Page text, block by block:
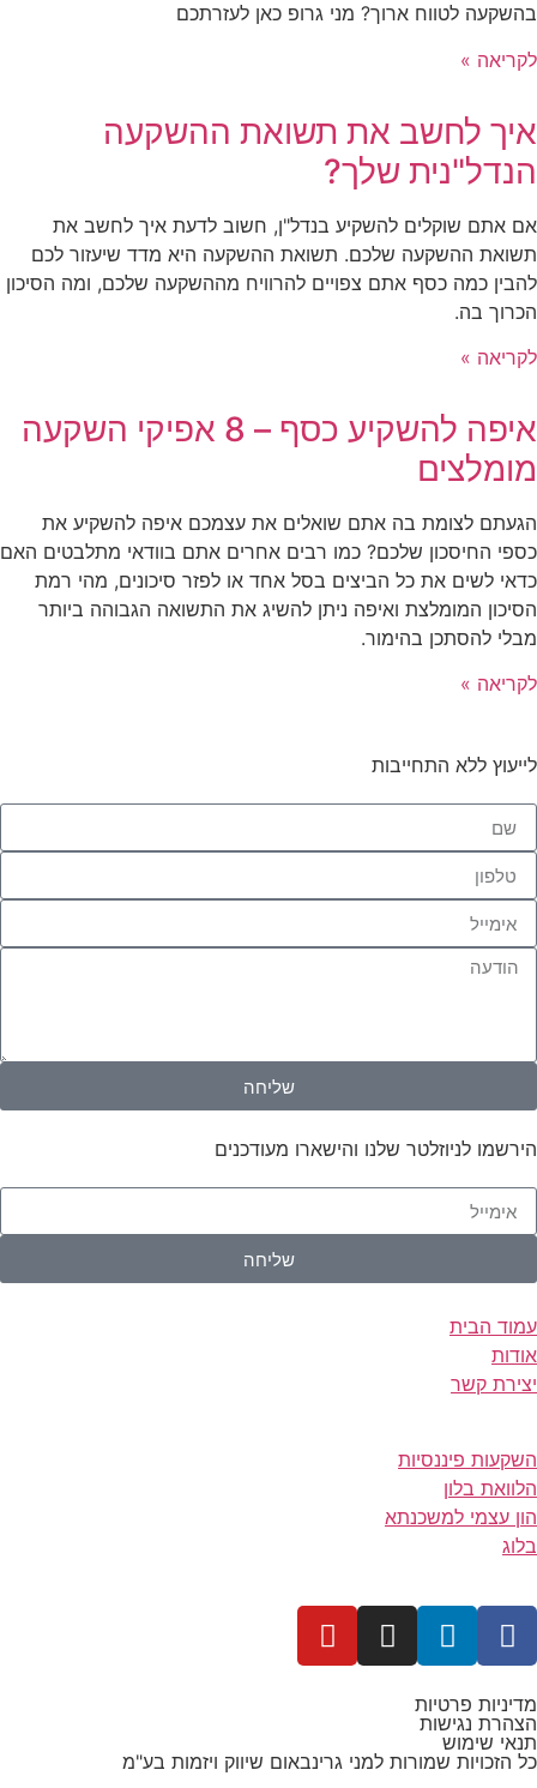
בהשקעה לטווח ארוך? מני גרופ כאן לעזרתכם
לקריאה »
איך לחשב את תשואת ההשקעה
הנדל"נית שלך?
אם אתם שוקלים להשקיע בנדל"ן, חשוב לדעת איך לחשב את
תשואת ההשקעה שלכם. תשואת ההשקעה היא מדד שיעזור לכם
להבין כמה כסף אתם צפויים להרוויח מההשקעה שלכם, ומה הסיכון
הכרוך בה.
לקריאה »
איפה להשקיע כסף – 8 אפיקי השקעה
מומלצים
הגעתם לצומת בה אתם שואלים את עצמכם איפה להשקיע את
כספי החיסכון שלכם? כמו רבים אחרים אתם בוודאי מתלבטים האם
כדאי לשים את כל הביצים בסל אחד או לפזר סיכונים, מהי רמת
הסיכון המומלצת ואיפה ניתן להשיג את התשואה הגבוהה ביותר
מבלי להסתכן בהימור.
לקריאה »
לייעוץ ללא התחייבות
שליחה
הירשמו לניוזלטר שלנו והישארו מעודכנים
שליחה
עמוד הבית
אודות
יצירת קשר
השקעות פיננסיות
הלוואת בלון
הון עצמי למשכנתא
בלוג
מדיניות פרטיות
הצהרת נגישות
תנאי שימוש
כל הזכויות שמורות למני גרינבאום שיווק ויזמות בע"מ